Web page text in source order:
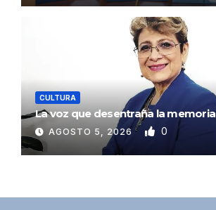
CULTURA
La voz que desentraña la memoria
AGOSTO 5, 2026 0